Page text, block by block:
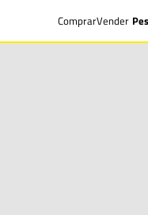
ComprarVender